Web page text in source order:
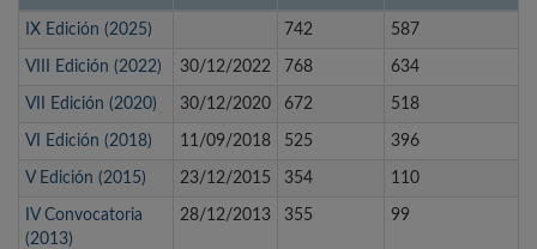
IX Edición (2025) 742 587
VIII Edición (2022) 30/12/2022 768 634
VII Edición (2020) 30/12/2020 672 518
VI Edición (2018) 11/09/2018 525 396
V Edición (2015) 23/12/2015 354 110
IV Convocatoria
(2013)
28/12/2013 355 99